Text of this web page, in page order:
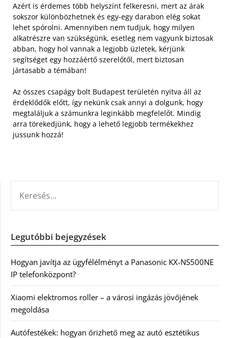
Azért is érdemes több helyszínt felkeresni, mert az árak
sokszor különbözhetnek és egy-egy darabon elég sokat
lehet spórolni. Amennyiben nem tudjuk, hogy milyen
alkatrészre van szükségünk, esetleg nem vagyunk biztosak
abban, hogy hol vannak a legjobb üzletek, kérjünk
segítséget egy hozzáértő szerelőtől, mert biztosan
jártasabb a témában!
Az összes csapágy bolt Budapest területén nyitva áll az
érdeklődők előtt, így nekünk csak annyi a dolgunk, hogy
megtaláljuk a számunkra leginkább megfelelőt. Mindig
arra törekedjünk, hogy a lehető legjobb termékekhez
jussunk hozzá!
Legutóbbi bejegyzések
Hogyan javítja az ügyfélélményt a Panasonic KX-NS500NE
IP telefonközpont?
Xiaomi elektromos roller – a városi ingázás jövőjének
megoldása
Autófestékek: hogyan őrizhető meg az autó esztétikus